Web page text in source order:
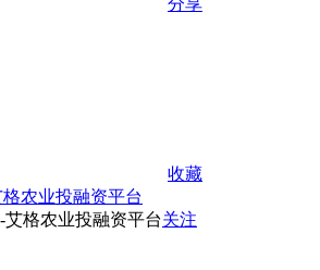
收藏
关注